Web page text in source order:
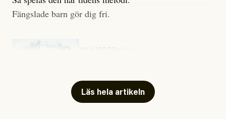
Fängslade barn gör dig fri.
Läs hela artikeln